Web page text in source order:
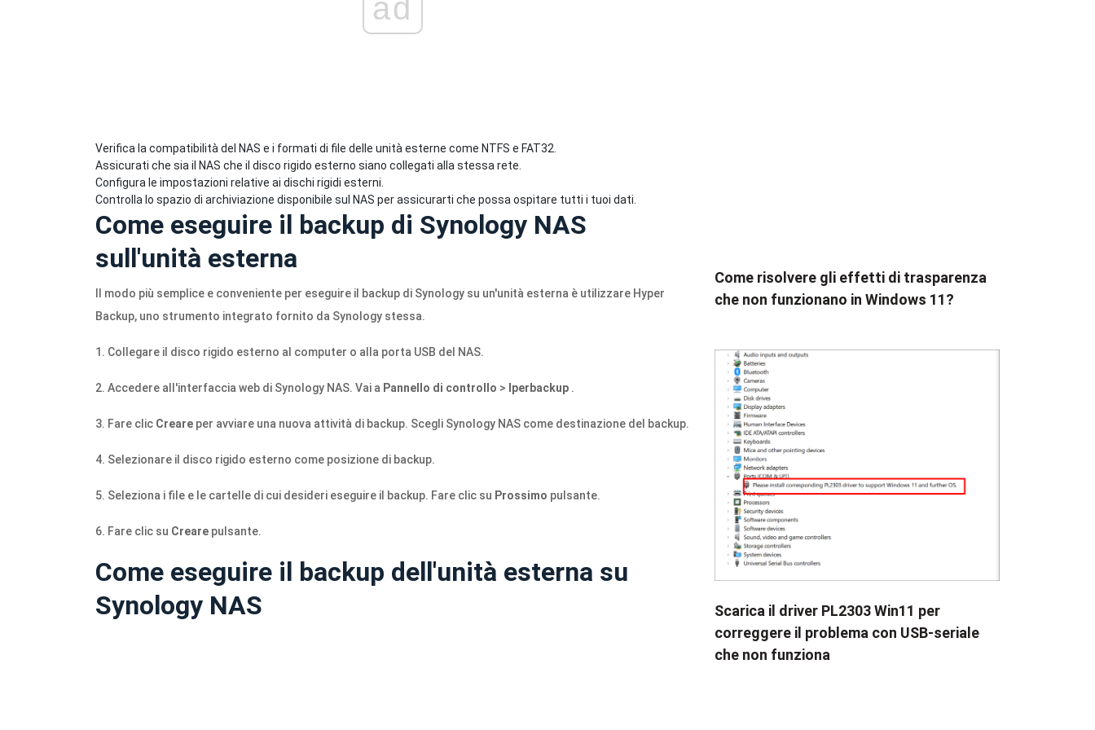
ad
Verifica la compatibilità del NAS e i formati di file delle unità esterne come NTFS e FAT32.
Assicurati che sia il NAS che il disco rigido esterno siano collegati alla stessa rete.
Configura le impostazioni relative ai dischi rigidi esterni.
Controlla lo spazio di archiviazione disponibile sul NAS per assicurarti che possa ospitare tutti i tuoi dati.
Come eseguire il backup di Synology NAS
sull'unità esterna
Il modo più semplice e conveniente per eseguire il backup di Synology su un'unità esterna è utilizzare Hyper
Backup, uno strumento integrato fornito da Synology stessa.
1. Collegare il disco rigido esterno al computer o alla porta USB del NAS.
2. Accedere all'interfaccia web di Synology NAS. Vai a Pannello di controllo > Iperbackup .
3. Fare clic Creare per avviare una nuova attività di backup. Scegli Synology NAS come destinazione del backup.
4. Selezionare il disco rigido esterno come posizione di backup.
5. Seleziona i file e le cartelle di cui desideri eseguire il backup. Fare clic su Prossimo pulsante.
6. Fare clic su Creare pulsante.
Come eseguire il backup dell'unità esterna su
Synology NAS
Come risolvere gli effetti di trasparenza
che non funzionano in Windows 11?
Scarica il driver PL2303 Win11 per
correggere il problema con USB-seriale
che non funziona